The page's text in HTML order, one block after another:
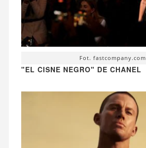
Fot. fastcompany.com
"EL CISNE NEGRO" DE CHANEL